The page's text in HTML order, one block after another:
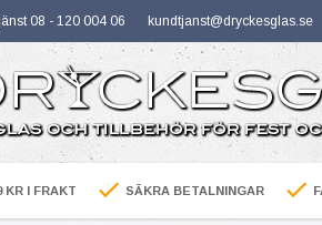
08 - 120 004 06 kundtjanst@dryckesglas.se
KR I FRAKT SÄKRA BETALNINGAR